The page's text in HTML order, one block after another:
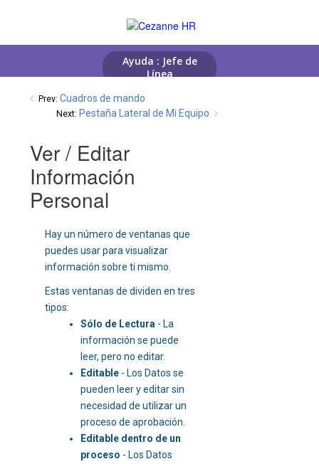
Prev: Cuadros de mando
Next: Pestaña Lateral de Mi Equipo
Ver / Editar
Información
Personal
Hay un número de ventanas que
puedes usar para visualizar
información sobre ti mismo.
Estas ventanas de dividen en tres
tipos:
Sólo de Lectura - La
información se puede
leer, pero no editar.
Editable - Los Datos se
pueden leer y editar sin
necesidad de utilizar un
proceso de aprobación.
Editable dentro de un
proceso - Los Datos